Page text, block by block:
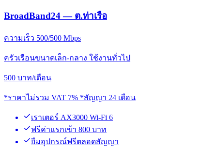
BroadBand24 — ต.ท่าเรือ
ความเร็ว 500/500 Mbps
ครัวเรือนขนาดเล็ก-กลาง ใช้งานทั่วไป
500 บาท/เดือน
*ราคาไม่รวม VAT 7% *สัญญา 24 เดือน
เราเตอร์ AX3000 Wi-Fi 6
ฟรีค่าแรกเข้า 800 บาท
ยืมอุปกรณ์ฟรีตลอดสัญญา